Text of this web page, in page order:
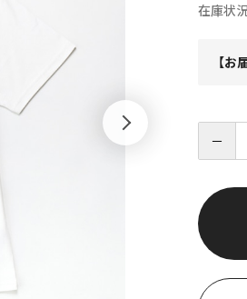
在庫状
【
－